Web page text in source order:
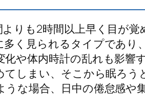
りも2時間以上早く目が
く見られるタイプであり
や体内時計の乱れも影響
てしまい、そこから眠ろ
な場合、日中の倦怠感や